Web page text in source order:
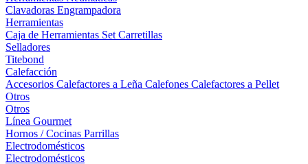
Clavadoras Engrampadora
Herramientas
Caja de Herramientas Set Carretillas
Selladores
Titebond
Calefacción
Accesorios Calefactores a Leña Calefones Calefactores a Pellet
Otros
Otros
Línea Gourmet
Hornos / Cocinas Parrillas
Electrodomésticos
Electrodomésticos